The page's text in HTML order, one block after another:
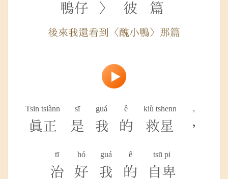
鴨仔 〉 彼 篇
後來我還看到〈醜小鴨〉那篇
Tsin tsiànn
真正
sī
是
guá
我
ê
的
kiù tshenn
救星
,
，
tī
治
hó
好
guá
我
ê
的
tsū pi
自卑